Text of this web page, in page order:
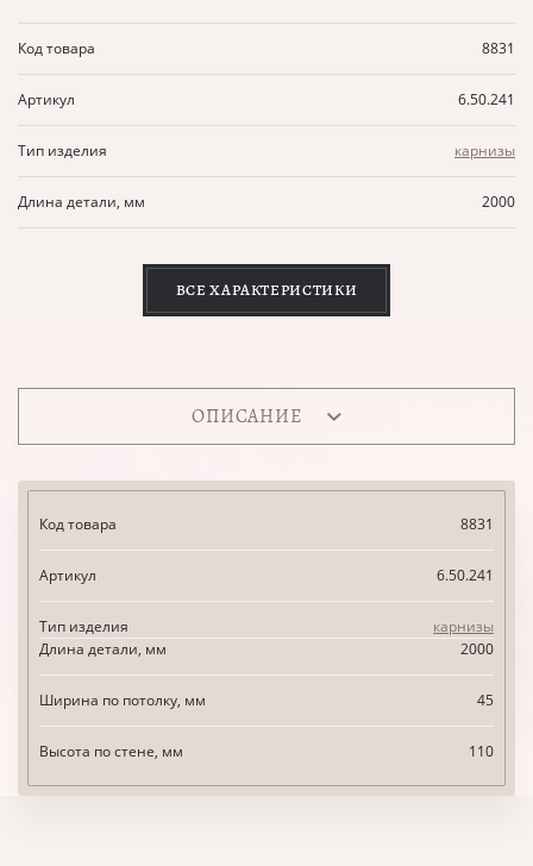
Код товара 8831
Артикул 6.50.241
Тип изделия карнизы
Длина детали, мм 2000
ВСЕ ХАРАКТЕРИСТИКИ
ОПИСАНИЕ
Код товара 8831
Артикул 6.50.241
Тип изделия
карнизы
Длина детали, мм
2000
Ширина по потолку, мм 45
Высота по стене, мм 110